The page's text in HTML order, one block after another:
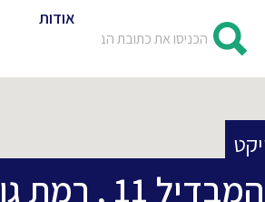
אודות
המבדיל 11
, רמת גן